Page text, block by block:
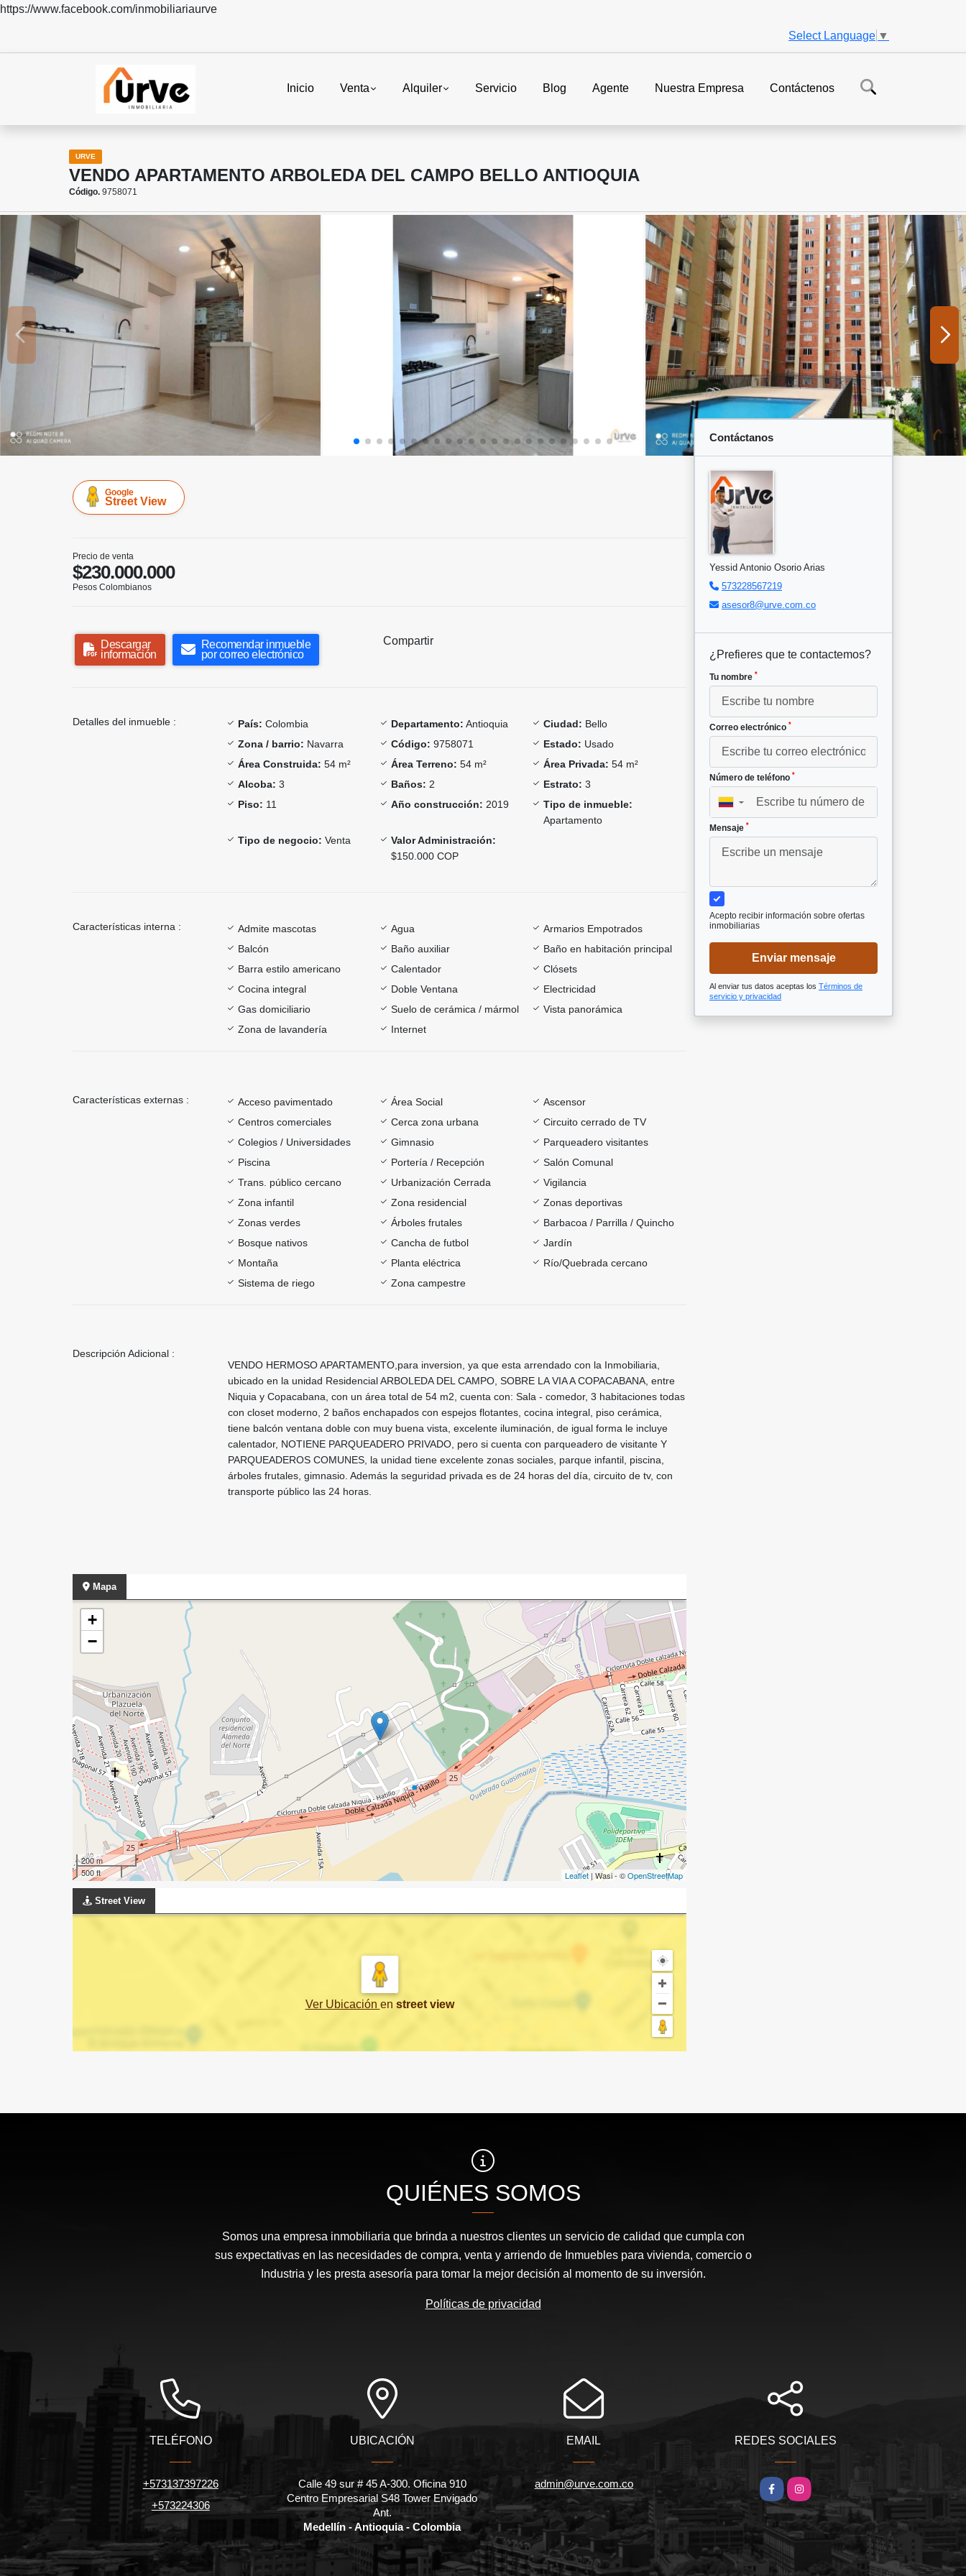
https://www.facebook.com/inmobiliariaurve
Select Language ▼
Inicio Venta Alquiler Servicio Blog Agente Nuestra Empresa Contáctenos
URVE
VENDO APARTAMENTO ARBOLEDA DEL CAMPO BELLO ANTIOQUIA
Código. 9758071
Google
Street View
Precio de venta
$230.000.000
Pesos Colombianos
Descargar
información
Recomendar inmueble
por correo electrónico
Compartir
Detalles del inmueble : País: Colombia Departamento: Antioquia Ciudad: Bello
Zona / barrio: Navarra Código: 9758071 Estado: Usado
Área Construida: 54 m² Área Terreno: 54 m² Área Privada: 54 m²
Alcoba: 3 Baños: 2 Estrato: 3
Piso: 11 Año construcción: 2019
Tipo de inmueble:
Apartamento
Tipo de negocio: Venta
Valor Administración:
$150.000 COP
Características interna : Admite mascotas Agua
Armarios Empotrados
Balcón
Baño auxiliar
Baño en habitación principal
Barra estilo americano
Calentador
Clósets
Cocina integral
Doble Ventana
Electricidad
Gas domiciliario
Suelo de cerámica / mármol
Vista panorámica
Zona de lavandería
Internet
Características externas : Acceso pavimentado Área Social
Ascensor
Centros comerciales
Cerca zona urbana
Circuito cerrado de TV
Colegios / Universidades
Gimnasio
Parqueadero visitantes
Piscina
Portería / Recepción
Salón Comunal
Trans. público cercano
Urbanización Cerrada
Vigilancia
Zona infantil
Zona residencial
Zonas deportivas
Zonas verdes
Árboles frutales
Barbacoa / Parrilla / Quincho
Bosque nativos
Cancha de futbol
Jardín
Montaña
Planta eléctrica
Río/Quebrada cercano
Sistema de riego
Zona campestre
Descripción Adicional :
VENDO HERMOSO APARTAMENTO,para inversion, ya que esta arrendado con la Inmobiliaria,
ubicado en la unidad Residencial ARBOLEDA DEL CAMPO, SOBRE LA VIA A COPACABANA, entre
Niquia y Copacabana, con un área total de 54 m2, cuenta con: Sala - comedor, 3 habitaciones todas
con closet moderno, 2 baños enchapados con espejos flotantes, cocina integral, piso cerámica,
tiene balcón ventana doble con muy buena vista, excelente iluminación, de igual forma le incluye
calentador, NOTIENE PARQUEADERO PRIVADO, pero si cuenta con parqueadero de visitante Y
PARQUEADEROS COMUNES, la unidad tiene excelente zonas sociales, parque infantil, piscina,
árboles frutales, gimnasio. Además la seguridad privada es de 24 horas del día, circuito de tv, con
transporte público las 24 horas.
Mapa
+
−
200 m
500 ft
Leaflet | Wasi - ©OpenStreetMap
Street View
Ver Ubicación en street view
Contáctanos
Yessid Antonio Osorio Arias
573228567219
asesor8@urve.com.co
¿Prefieres que te contactemos?
Tu nombre *
Correo electrónico *
Número de teléfono *
▼
Mensaje *
Acepto recibir información sobre ofertas
inmobiliarias
Enviar mensaje
Al enviar tus datos aceptas los Términos de
servicio y privacidad
QUIÉNES SOMOS
Somos una empresa inmobiliaria que brinda a nuestros clientes un servicio de calidad que cumpla con
sus expectativas en las necesidades de compra, venta y arriendo de Inmuebles para vivienda, comercio o
Industria y les presta asesoría para tomar la mejor decisión al momento de su inversión.
Políticas de privacidad
TELÉFONO
+573137397226
+573224306
UBICACIÓN
Calle 49 sur # 45 A-300. Oficina 910
Centro Empresarial S48 Tower Envigado
Ant.
Medellín - Antioquia - Colombia
EMAIL
admin@urve.com.co
REDES SOCIALES
Facebook
Instagram